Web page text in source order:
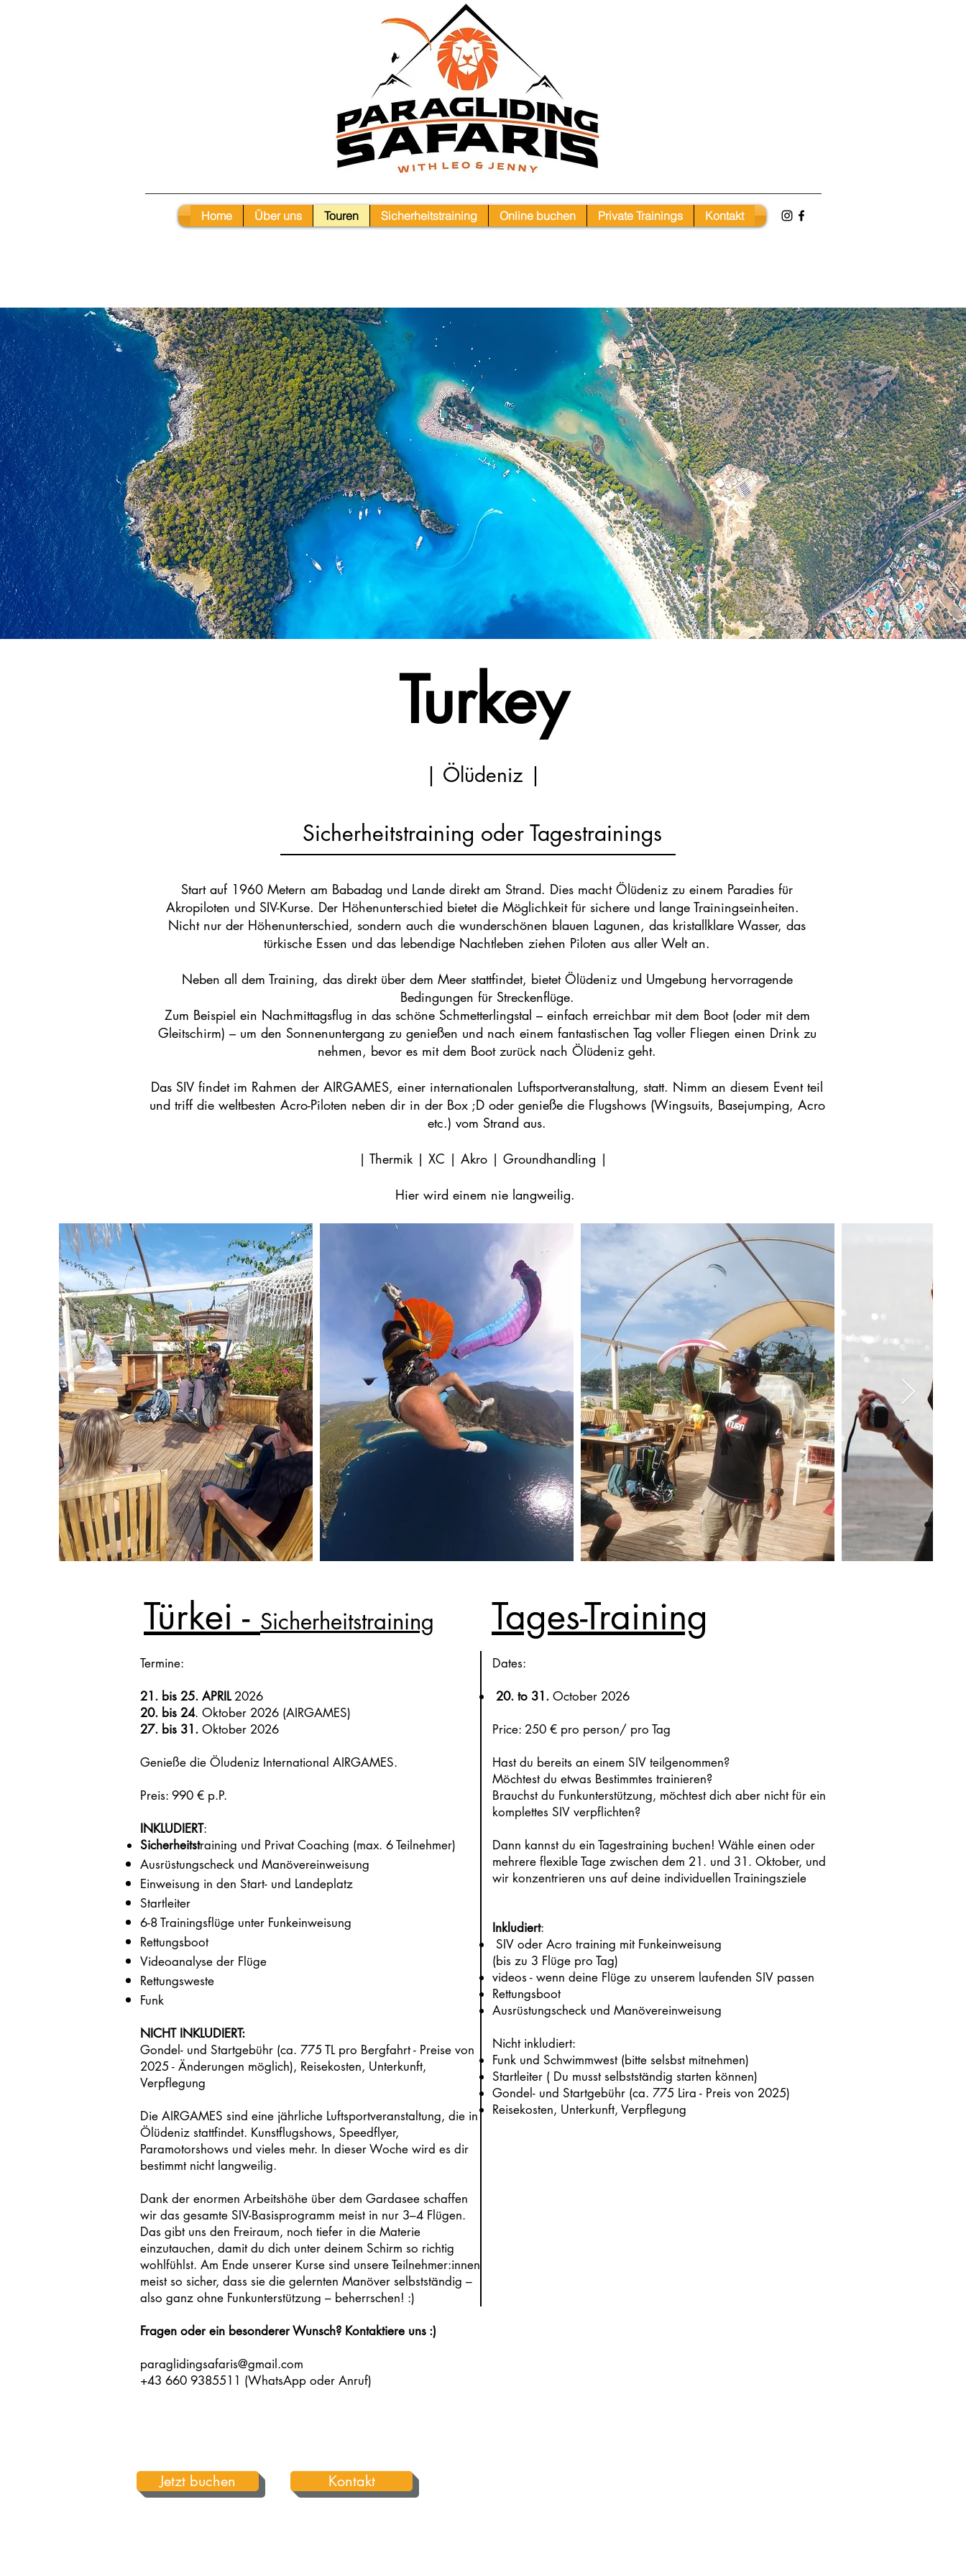
Home Über uns Touren Sicherheitstraining Online buchen Private Trainings Kontakt
Turkey
| Ölüdeniz |
Sicherheitstraining oder Tagestrainings
Start auf 1960 Metern am Babadag und Lande direkt am Strand. Dies macht Ölüdeniz zu einem Paradies für
Akropiloten und SIV-Kurse. Der Höhenunterschied bietet die Möglichkeit für sichere und lange Trainingseinheiten.
Nicht nur der Höhenunterschied, sondern auch die wunderschönen blauen Lagunen, das kristallklare Wasser, das
türkische Essen und das lebendige Nachtleben ziehen Piloten aus aller Welt an.
Neben all dem Training, das direkt über dem Meer stattfindet, bietet Ölüdeniz und Umgebung hervorragende
Bedingungen für Streckenflüge.
Zum Beispiel ein Nachmittagsflug in das schöne Schmetterlingstal – einfach erreichbar mit dem Boot (oder mit dem
Gleitschirm) – um den Sonnenuntergang zu genießen und nach einem fantastischen Tag voller Fliegen einen Drink zu
nehmen, bevor es mit dem Boot zurück nach Ölüdeniz geht.
Das SIV findet im Rahmen der AIRGAMES, einer internationalen Luftsportveranstaltung, statt. Nimm an diesem Event teil
und triff die weltbesten Acro-Piloten neben dir in der Box ;D oder genieße die Flugshows (Wingsuits, Basejumping, Acro
etc.) vom Strand aus.
| Thermik | XC | Akro | Groundhandling |
Hier wird einem nie langweilig.
Türkei - Sicherheitstraining Tages-Training
Termine:
21. bis 25. APRIL 2026
20. bis 24. Oktober 2026 (AIRGAMES)
27. bis 31. Oktober 2026
Genieße die Öludeniz International AIRGAMES.
Preis: 990 € p.P.
INKLUDIERT:
Sicherheitstraining und Privat Coaching (max. 6 Teilnehmer)
Ausrüstungscheck und Manövereinweisung
Einweisung in den Start- und Landeplatz
Startleiter
6-8 Trainingsflüge unter Funkeinweisung
Rettungsboot
Videoanalyse der Flüge
Rettungsweste
Funk
NICHT INKLUDIERT:
Gondel- und Startgebühr (ca. 775 TL pro Bergfahrt - Preise von
2025 - Änderungen möglich), Reisekosten, Unterkunft,
Verpflegung
Die AIRGAMES sind eine jährliche Luftsportveranstaltung, die in
Ölüdeniz stattfindet. Kunstflugshows, Speedflyer,
Paramotorshows und vieles mehr. In dieser Woche wird es dir
bestimmt nicht langweilig.
Dank der enormen Arbeitshöhe über dem Gardasee schaffen
wir das gesamte SIV-Basisprogramm meist in nur 3–4 Flügen.
Das gibt uns den Freiraum, noch tiefer in die Materie
einzutauchen, damit du dich unter deinem Schirm so richtig
wohlfühlst. Am Ende unserer Kurse sind unsere Teilnehmer:innen
meist so sicher, dass sie die gelernten Manöver selbstständig –
also ganz ohne Funkunterstützung – beherrschen! :)
Fragen oder ein besonderer Wunsch? Kontaktiere uns :)
paraglidingsafaris@gmail.com
+43 660 9385511 (WhatsApp oder Anruf)
Dates:
20. to 31. October 2026
Price: 250 € pro person/ pro Tag
Hast du bereits an einem SIV teilgenommen?
Möchtest du etwas Bestimmtes trainieren?
Brauchst du Funkunterstützung, möchtest dich aber nicht für ein
komplettes SIV verpflichten?
Dann kannst du ein Tagestraining buchen! Wähle einen oder
mehrere flexible Tage zwischen dem 21. und 31. Oktober, und
wir konzentrieren uns auf deine individuellen Trainingsziele
Inkludiert:
SIV oder Acro training mit Funkeinweisung
(bis zu 3 Flüge pro Tag)
videos - wenn deine Flüge zu unserem laufenden SIV passen
Rettungsboot
Ausrüstungscheck und Manövereinweisung
Nicht inkludiert:
Funk und Schwimmwest (bitte selsbst mitnehmen)
Startleiter ( Du musst selbstständig starten können)
Gondel- und Startgebühr (ca. 775 Lira - Preis von 2025)
Reisekosten, Unterkunft, Verpflegung
Jetzt buchen Kontakt